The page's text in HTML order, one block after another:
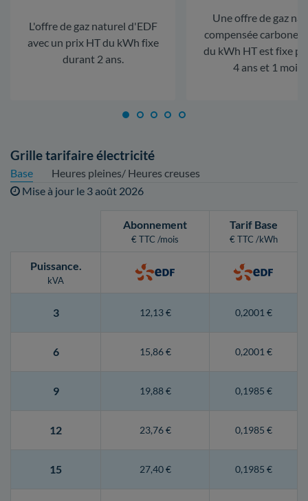
L'offre de gaz naturel d'EDF
avec un prix HT du kWh fixe
durant 2 ans.
Une offre de gaz
compensée carbone.
du kWh HT est fixe
4 ans et 1 mois.
Grille tarifaire électricité
Base
Heures pleines/ Heures creuses
Mise à jour le 3 août 2026
Abonnement
€ TTC /mois
Tarif Base
€ TTC /kWh
Puissance.
kVA
3 12,13 € 0,2001 €
6 15,86 € 0,2001 €
9 19,88 € 0,1985 €
12 23,76 € 0,1985 €
15 27,40 € 0,1985 €